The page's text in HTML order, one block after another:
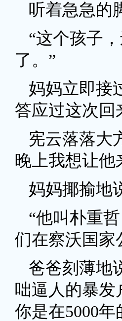
听着急急的
“这个孩子
了。”
妈妈立即接
答应过这次回
宪云落落大
晚上我想让他
妈妈揶揄地
“他叫朴重
们在察沃国家
爸爸刻薄地
咄逼人的暴发
你是在5000